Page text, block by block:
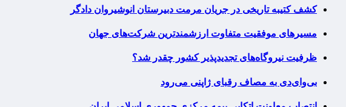
کشف کتیبه تاریخی در جریان مرمت دبیرستان انوشیروان دادگر
مسیرهای موفقیت متفاوت ارزشمندترین شرکت‌های جهان
ظرفیت نیروگاه‌های تجدیدپذیر کشور چقدر شد؟
بی‌وای‌دی به مصاف رقبای ژاپنی می‌رود